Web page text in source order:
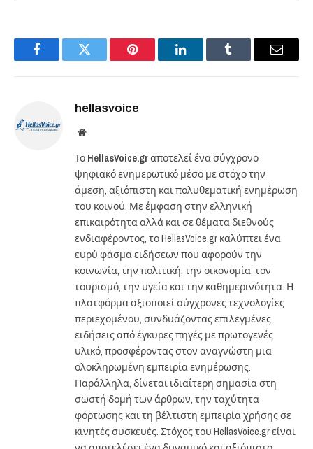
FacebookTwitter Pinterest LinkedInTumblr Email
hellasvoice
Website
Το HellasVoice.grαποτελεί ένα σύγχρονο
ψηφιακό ενημερωτικό μέσο με στόχο την
άμεση, αξιόπιστη και πολυθεματική ενημέρωση
του κοινού. Με έμφαση στην ελληνική
επικαιρότητα αλλά και σε θέματα διεθνούς
ενδιαφέροντος, το HellasVoice.gr καλύπτει ένα
ευρύ φάσμα ειδήσεων που αφορούν την
κοινωνία, την πολιτική, την οικονομία, τον
τουρισμό, την υγεία και την καθημερινότητα. Η
πλατφόρμα αξιοποιεί σύγχρονες τεχνολογίες
περιεχομένου, συνδυάζοντας επιλεγμένες
ειδήσεις από έγκυρες πηγές με πρωτογενές
υλικό, προσφέροντας στον αναγνώστη μια
ολοκληρωμένη εμπειρία ενημέρωσης.
Παράλληλα, δίνεται ιδιαίτερη σημασία στη
σωστή δομή των άρθρων, την ταχύτητα
φόρτωσης και τη βέλτιστη εμπειρία χρήσης σε
κινητές συσκευές. Στόχος του HellasVoice.gr είναι